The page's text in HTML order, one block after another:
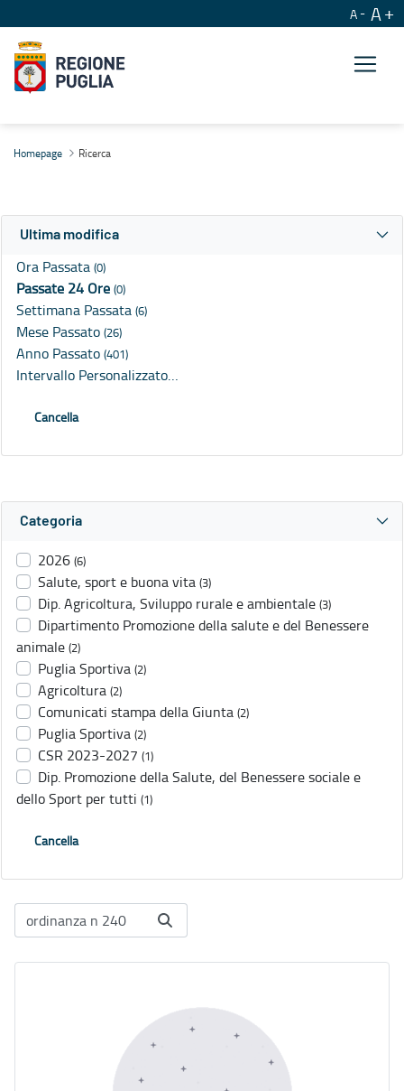
A A
Homepage Ricerca
Ultima modifica
Ora Passata (0)
Passate 24 Ore (0)
Settimana Passata (6)
Mese Passato (26)
Anno Passato (401)
Intervallo Personalizzato…
Cancella
Categoria
2026 (6)
Salute, sport e buona vita (3)
Dip. Agricoltura, Sviluppo rurale e ambientale (3)
Dipartimento Promozione della salute e del Benessere
animale (2)
Puglia Sportiva (2)
Agricoltura (2)
Comunicati stampa della Giunta (2)
Puglia Sportiva (2)
CSR 2023-2027 (1)
Dip. Promozione della Salute, del Benessere sociale e
dello Sport per tutti (1)
Cancella